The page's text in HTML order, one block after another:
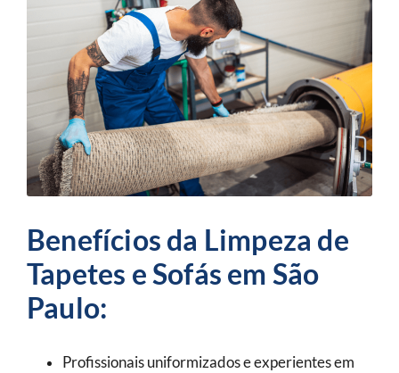
Benefícios da Limpeza de
Tapetes e Sofás em São
Paulo:
Profissionais uniformizados e experientes em